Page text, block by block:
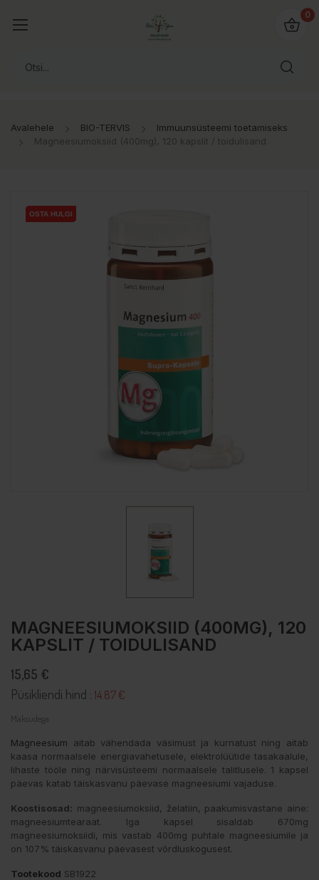
0
Avalehele BIO-TERVIS
Immuunsüsteemi toetamiseks
Magneesiumoksiid (400mg), 120 kapslit / toidulisand
OSTA HULGI
OSTA HULGI
MAGNEESIUMOKSIID (400MG), 120
KAPSLIT / TOIDULISAND
15,65 €
Püsikliendi hind : 14.87 €
Maksudega
Magneesium aitab vähendada väsimust ja kurnatust ning aitab
kaasa normaalsele energiavahetusele, elektrolüütide tasakaalule,
lihaste tööle ning närvisüsteemi normaalsele talitlusele. 1 kapsel
päevas katab täiskasvanu päevase magneesiumi vajaduse.
Koostisosad: magneesiumoksiid, želatiin, paakumisvastane aine:
magneesiumtearaat. Iga kapsel sisaldab 670mg
magneesiumoksiidi, mis vastab 400mg puhtale magneesiumile ja
on 107% täiskasvanu päevasest võrdluskogusest.
Tootekood SB1922